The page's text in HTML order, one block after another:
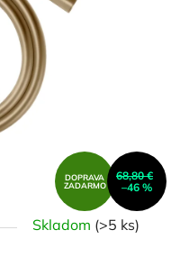
Skladom (>5 ks)
DOPRAVA
ZADARMO
68,80 €
–46 %